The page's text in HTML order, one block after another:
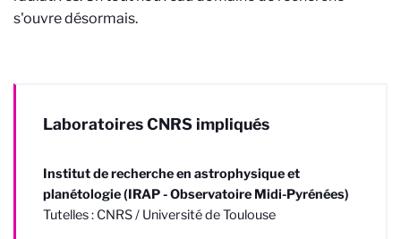
s'ouvre désormais.
Laboratoires CNRS impliqués
Institut de recherche en astrophysique et
planétologie (IRAP - Observatoire Midi-Pyrénées)
Tutelles : CNRS / Université de Toulouse